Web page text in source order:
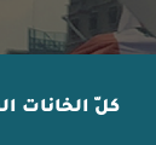
كلّ الخانات